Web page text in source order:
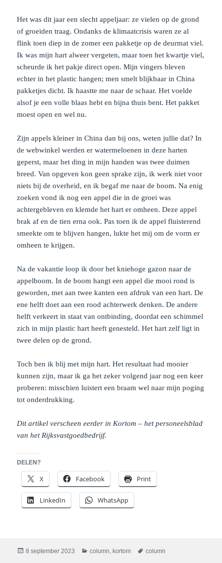
Het was dit jaar een slecht appeljaar: ze vielen op de grond
of groeiden traag. Ondanks de klimaatcrisis waren ze al
flink toen diep in de zomer een pakketje op de deurmat viel.
Ik was mijn hart alweer vergeten, maar toen het kwartje viel,
scheurde ik het pakje direct open. Mijn vingers bleven
echter in het plastic hangen; men smelt blijkbaar in China
pakketjes dicht. Ik haastte me naar de schaar. Het voelde
alsof je een volle blaas hebt en bijna thuis bent. Het pakket
moest open en wel nu.
Zijn appels kleiner in China dan bij ons, weten jullie dat? In
de webwinkel werden er watermeloenen in deze harten
geperst, maar het ding in mijn handen was twee duimen
breed. Van opgeven kon geen sprake zijn, ik werk niet voor
niets bij de overheid, en ik begaf me naar de boom. Na enig
zoeken vond ik nog een appel die in de groei was
achtergebleven en klemde het hart er omheen. Deze appel
brak af en de tien erna ook. Pas toen ik de appel fluisterend
smeekte om te blijven hangen, lukte het mij om de vorm er
omheen te krijgen.
Na de vakantie loop ik door het kniehoge gazon naar de
appelboom. In de boom hangt een appel die mooi rond is
geworden, met aan twee kanten een afdruk van een hart. De
ene helft doet aan een rood achterwerk denken. De andere
helft verkeert in staat van ontbinding, doordat een schimmel
zich in mijn plastic hart heeft genesteld. Het hart zelf ligt in
twee delen op de grond.
Toch ben ik blij met mijn hart. Het resultaat had mooier
kunnen zijn, maar ik ga het zeker volgend jaar nog een keer
proberen: misschien luistert een braam wel naar mijn poging
tot onderdrukking.
Dit artikel verscheen eerder in Kortom – het personeelsblad
van het Rijksvastgoedbedrijf.
DELEN?
X Facebook Print
LinkedIn WhatsApp
Geplaatst
8 september 2023 Categorieën
column, kortom Tags
column